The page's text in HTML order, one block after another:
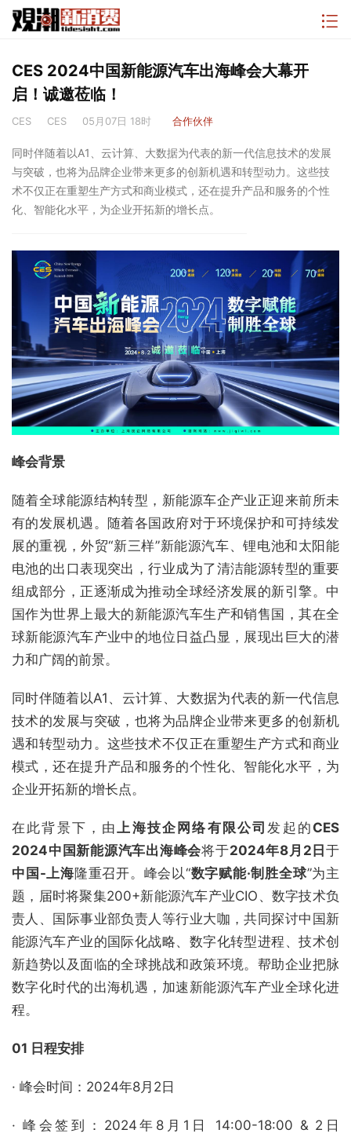
CES 2024中国新能源汽车出海峰会大幕开
启！诚邀莅临！
CES CES 05月07日 18时 合作伙伴
同时伴随着以A1、云计算、大数据为代表的新一代信息技术的发展
与突破，也将为品牌企业带来更多的创新机遇和转型动力。这些技
术不仅正在重塑生产方式和商业模式，还在提升产品和服务的个性
化、智能化水平，为企业开拓新的增长点。
峰会背景
随着全球能源结构转型，新能源车企产业正迎来前所未
有的发展机遇。随着各国政府对于环境保护和可持续发
展的重视，外贸“新三样”新能源汽车、锂电池和太阳能
电池的出口表现突出，行业成为了清洁能源转型的重要
组成部分，正逐渐成为推动全球经济发展的新引擎。中
国作为世界上最大的新能源汽车生产和销售国，其在全
球新能源汽车产业中的地位日益凸显，展现出巨大的潜
力和广阔的前景。
同时伴随着以A1、云计算、大数据为代表的新一代信息
技术的发展与突破，也将为品牌企业带来更多的创新机
遇和转型动力。这些技术不仅正在重塑生产方式和商业
模式，还在提升产品和服务的个性化、智能化水平，为
企业开拓新的增长点。
在此背景下，由上海技企网络有限公司发起的 CES
2024中国新能源汽车出海峰会将于2024年8月2日 于
中国-上海隆重召开。峰会以“数字赋能·制胜全球”为主
题，届时将聚集200+新能源汽车产业CIO、数字技术负
责人、国际事业部负责人等行业大咖，共同探讨中国新
能源汽车产业的国际化战略、数字化转型进程、技术创
新趋势以及面临的全球挑战和政策环境。帮助企业把脉
数字化时代的出海机遇，加速新能源汽车产业全球化进
程。
01 日程安排
· 峰会时间：2024年8月2日
· 峰会签到：2024年8月1日 14:00-18:00 & 2日